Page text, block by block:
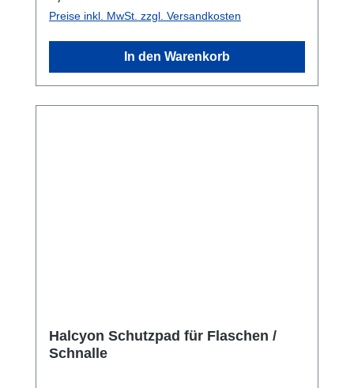
Preise inkl. MwSt. zzgl. Versandkosten
In den Warenkorb
Halcyon Schutzpad für Flaschen /
Schnalle